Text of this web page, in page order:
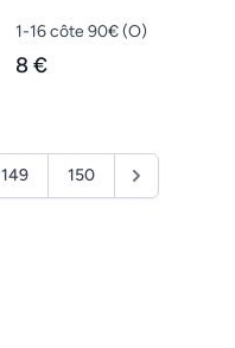
1-16 côte 90€(O)
8 €
149 150